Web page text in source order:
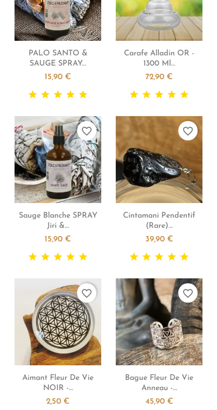
Aperçu rapide
PALO SANTO &
SAUGE SPRAY...
15,90 €
Aperçu rapide
Carafe Alladin OR -
1300 Ml...
72,90 €
Aperçu rapide
Sauge Blanche SPRAY
Jiri &...
15,90 €
favorite_border
Aperçu rapide
Cintamani Pendentif
(Rare)...
39,90 €
favorite_border
Aperçu rapide
Aimant Fleur De Vie
NOIR -...
2,50 €
favorite_border
Aperçu rapide
Bague Fleur De Vie
Anneau -...
45,90 €
favorite_border